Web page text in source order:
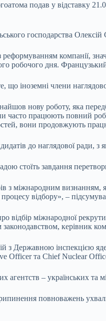
подав у відставку
господарства
реформуванням компанії,
робочого дня.
іноземні члени
нову роботу, яка
часто працюють повний
вони продовжують
до наглядової ради,
стоїть завдання
з міжнародним визнанням,
процесу відбору», –
відбір міжнародної
керівник
з Державною інспекцією
Officer та Chief Nuclear
агентств – українських
повноважень